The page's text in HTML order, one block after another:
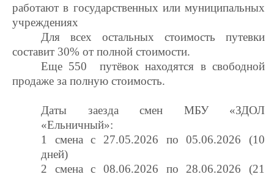
работают в государственных или муниципальных
учреждениях
Для всех остальных стоимость путевки
составит 30% от полной стоимости.
Еще 550 путёвок находятся в свободной
продаже за полную стоимость.
Даты заезда смен МБУ «ЗДОЛ
«Ельничный»:
1 смена с 27.05.2026 по 05.06.2026 (10
дней)
2 смена с 08.06.2026 по 28.06.2026 (21